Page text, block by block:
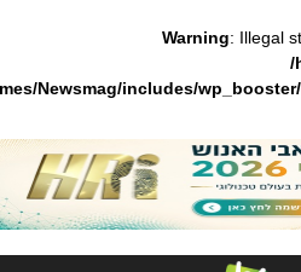
content/themes/Newsmag/